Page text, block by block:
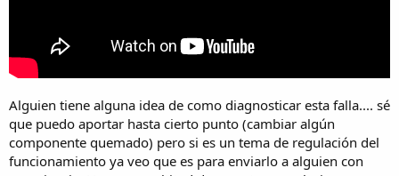
Alguien tiene alguna idea de como diagnosticar esta falla.... sé
que puedo aportar hasta cierto punto (cambiar algún
componente quemado) pero si es un tema de regulación del
funcionamiento ya veo que es para enviarlo a alguien con